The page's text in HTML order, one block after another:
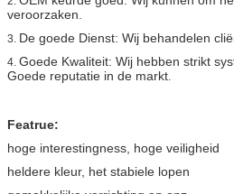
veroorzaken.
3. De goede Dienst: Wij behandelen
4. Goede Kwaliteit: Wij hebben strikt
Goede reputatie in de markt.
Featrue:
hoge interestingness, hoge veiligheid
heldere kleur, het stabiele lopen